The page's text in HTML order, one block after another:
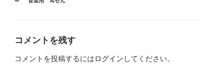
ゴ
コメントを残す
コメントを投稿するにはログイン してください。